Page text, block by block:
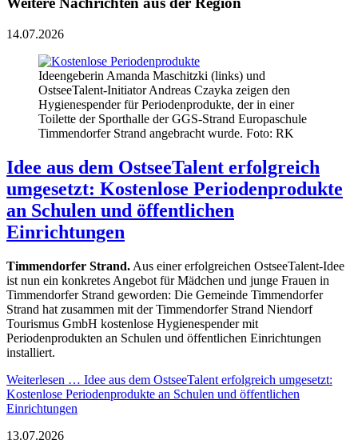
14.07.2026
Ideengeberin Amanda Maschitzki (links) und
OstseeTalent-Initiator Andreas Czayka zeigen den
Hygienespender für Periodenprodukte, der in einer
Toilette der Sporthalle der GGS-Strand Europaschule
Timmendorfer Strand angebracht wurde. Foto: RK
Idee aus dem OstseeTalent erfolgreich
umgesetzt: Kostenlose Periodenprodukte
an Schulen und öffentlichen
Einrichtungen
Timmendorfer Strand. Aus einer erfolgreichen OstseeTalent-Idee
ist nun ein konkretes Angebot für Mädchen und junge Frauen in
Timmendorfer Strand geworden: Die Gemeinde Timmendorfer
Strand hat zusammen mit der Timmendorfer Strand Niendorf
Tourismus GmbH kostenlose Hygienespender mit
Periodenprodukten an Schulen und öffentlichen Einrichtungen
installiert.
Weiterlesen … Idee aus dem OstseeTalent erfolgreich umgesetzt:
Kostenlose Periodenprodukte an Schulen und öffentlichen
Einrichtungen
13.07.2026